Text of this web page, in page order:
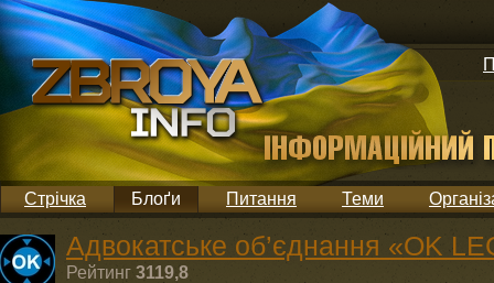
Стрічка Блоґи Питання Теми
Адвокатське об’єднання «OK
Рейтинг 3119,8